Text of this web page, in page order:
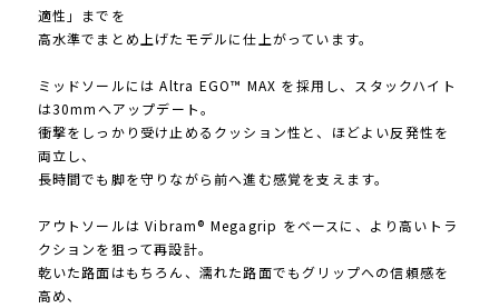
適性」までを
高水準でまとめ上げたモデルに仕上がっています。
ミッドソールには Altra EGO™ MAX を採用し、スタックハイト
は30mmへアップデート。
衝撃をしっかり受け止めるクッション性と、ほどよい反発性を
両立し、
長時間でも脚を守りながら前へ進む感覚を支えます。
アウトソールは Vibram® Megagrip をベースに、より高いトラ
クションを狙って再設計。
乾いた路面はもちろん、濡れた路面でもグリップへの信頼感を
高め、